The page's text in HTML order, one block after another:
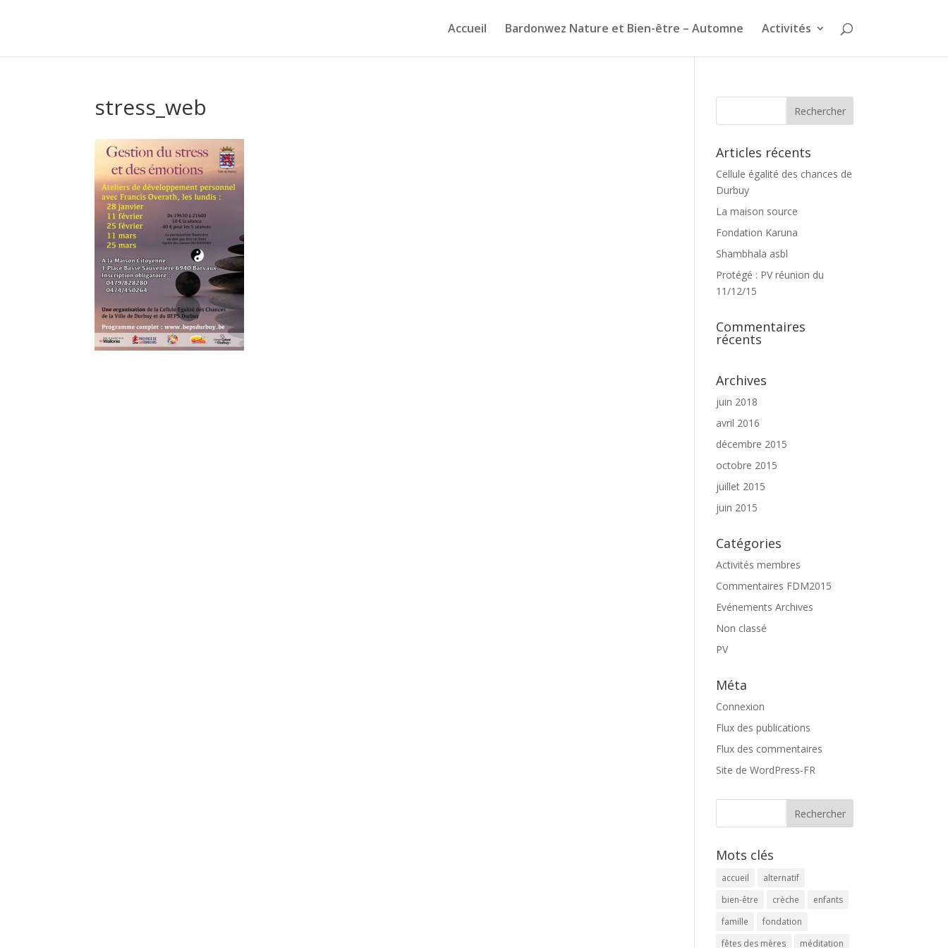
Accueil Bardonwez Nature et Bien-être – Automne Activités
stress_web
Articles récents
Cellule égalité des chances de
Durbuy
La maison source
Fondation Karuna
Shambhala asbl
Protégé : PV réunion du
11/12/15
Commentaires
récents
Archives
juin 2018
avril 2016
décembre 2015
octobre 2015
juillet 2015
juin 2015
Catégories
Activités membres
Commentaires FDM2015
Evénements Archives
Non classé
PV
Méta
Connexion
Flux des publications
Flux des commentaires
Site de WordPress-FR
Mots clés
accueil
alternatif
bien-être
crèche
enfants
famille
fondation
fêtes des mères
méditation